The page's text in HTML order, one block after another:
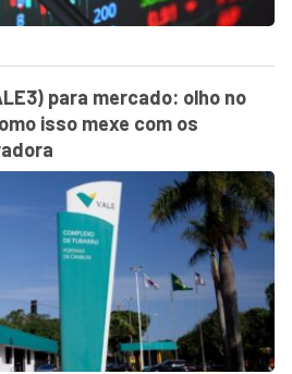
para mercado: olho no
isso mexe com os